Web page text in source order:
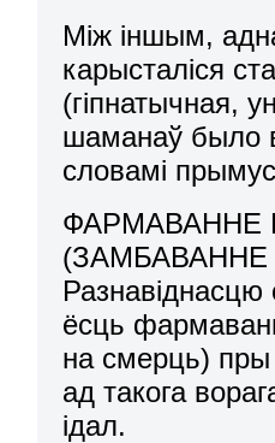
Між іншым,
карысталіся
(гіпнатычная,
шаманаў было
словамі
ФАРМАВАННЕ
ёсць
на смерць)
ад такога
ідал.